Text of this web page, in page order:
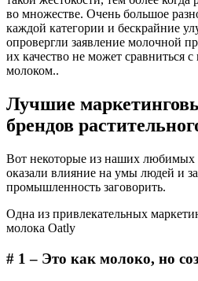
во множестве. Очень большое
каждой категории и бескрайние
опровергли заявление молочной
их качество не может сравниться
молоком..
Лучшие
брендов
Вот некоторые из наших любимых
оказали влияние на умы людей и
промышленность заговорить.
Одна из привлекательных
молока Oatly
# 1 – Это как молоко, но